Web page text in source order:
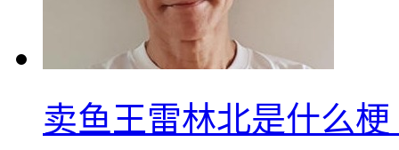
卖鱼王雷林北是什么